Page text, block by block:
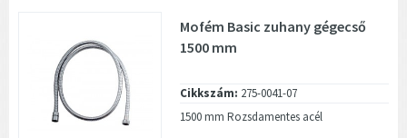
Mofém Basic zuhany gégecső
1500 mm
Cikkszám: 275-0041-07
1500 mm Rozsdamentes acél